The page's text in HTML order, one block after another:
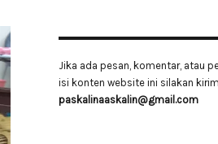
Jika ada pesan, komentar, atau
isi konten website ini silakan
paskalinaaskalin@gmail.com